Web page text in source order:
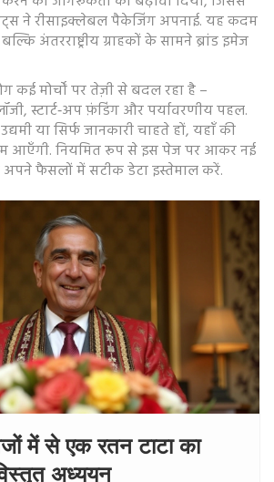
ने रीसाइक्लेबल पैकेजिंग अपनाई. यह कदम
अंतरराष्ट्रीय ग्राहकों के सामने ब्रांड इमेज
कई मोर्चों पर तेज़ी से बदल रहा है –
स्टार्ट‑अप फ़ंडिंग और पर्यावरणीय पहल.
या सिर्फ जानकारी चाहते हों, यहाँ की
आएँगी. नियमित रूप से इस पेज पर आकर नई
फैसलों में सटीक डेटा इस्तेमाल करें.
में से एक रतन टाटा का
अध्ययन